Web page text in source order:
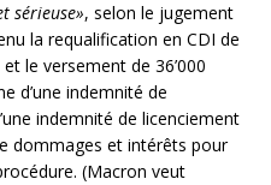
sérieuse», selon le jugement
la requalification en CDI de
le versement de 36’000
d’une indemnité de
indemnité de licenciement
dommages et intérêts pour
(Macron veut